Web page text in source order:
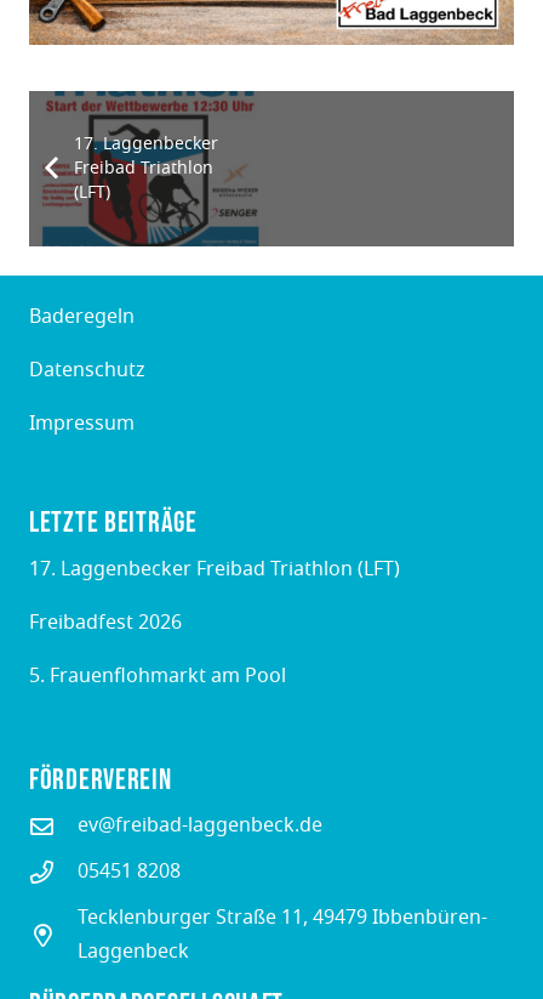
17. Laggenbecker
Freibad Triathlon
(LFT)
Baderegeln
Datenschutz
Impressum
Letzte Beiträge
17. Laggenbecker Freibad Triathlon (LFT)
Freibadfest 2026
5. Frauenflohmarkt am Pool
Förderverein
ev@freibad-laggenbeck.de
05451 8208
Tecklenburger Straße 11, 49479 Ibbenbüren-
Laggenbeck